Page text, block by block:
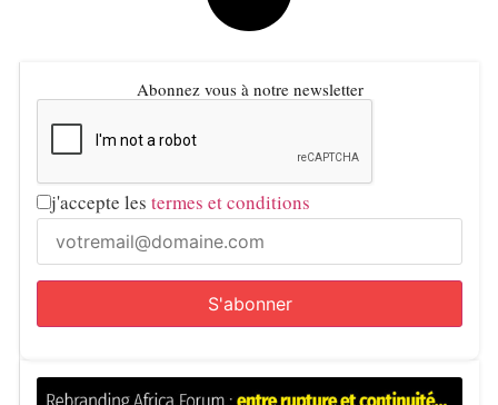
Abonnez vous à notre newsletter
j'accepte les termes et conditions